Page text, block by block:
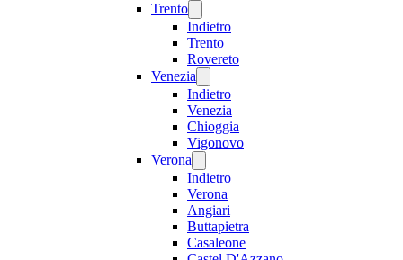
Trento
Indietro
Trento
Rovereto
Venezia
Indietro
Venezia
Chioggia
Vigonovo
Verona
Indietro
Verona
Angiari
Buttapietra
Casaleone